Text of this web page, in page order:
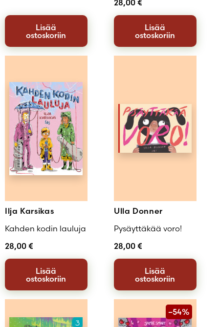
Lisää
ostoskoriin
28,00 €
Lisää
ostoskoriin
Ilja Karsikas
Kahden kodin lauluja
28,00 €
Lisää
ostoskoriin
Ulla Donner
Pysäyttäkää voro!
28,00 €
Lisää
ostoskoriin
–54%